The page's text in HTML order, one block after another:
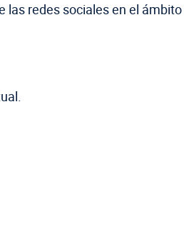
las redes sociales en el ámbito